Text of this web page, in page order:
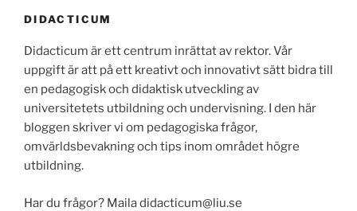
DIDACTICUM
Didacticum är ett centrum inrättat av rektor. Vår
uppgift är att på ett kreativt och innovativt sätt bidra till
en pedagogisk och didaktisk utveckling av
universitetets utbildning och undervisning. I den här
bloggen skriver vi om pedagogiska frågor,
omvärldsbevakning och tips inom området högre
utbildning.
Har du frågor? Maila didacticum@liu.se